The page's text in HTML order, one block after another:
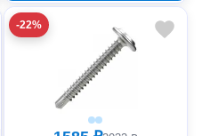
PR17.00330
-22%